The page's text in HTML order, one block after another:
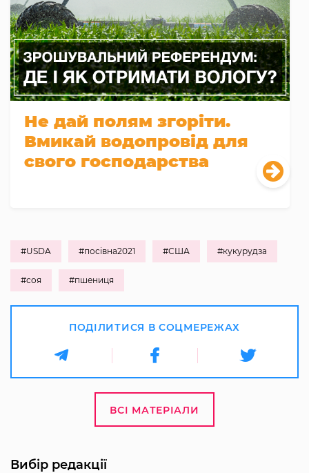
Не дай полям згоріти.
Вмикай водопровід для
свого господарства
#USDA #посівна2021 #США #кукурудза
#соя #пшениця
ПОДІЛИТИСЯ В СОЦМЕРЕЖАХ
ВСІ МАТЕРІАЛИ
Вибір редакції